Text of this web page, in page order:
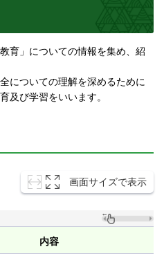
育」についての情報を集め、紹
についての理解を深めるために
及び学習をいいます。
画面サイズで表示
内容